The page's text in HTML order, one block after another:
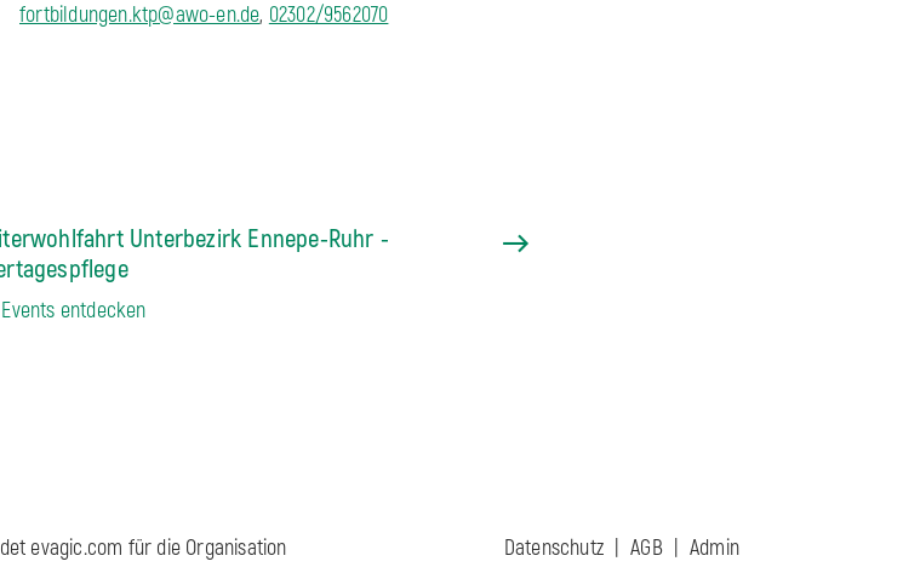
fortbildungen.ktp@awo-en.de, 02302/9562070
Unterbezirk Ennepe-Ruhr -
entdecken
evagic.com für die Organisation
Datenschutz AGB Admin